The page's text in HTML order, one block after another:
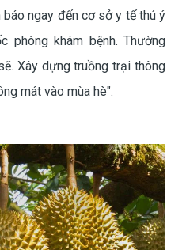
ngay đến cơ sở y tế thú ý
phòng khám bệnh. Thường
Xây dựng truồng trại thông
mát vào mùa hè".